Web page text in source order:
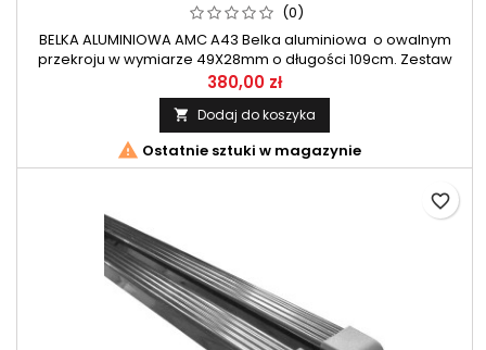
(0)
BELKA ALUMINIOWA AMC A43 Belka aluminiowa o owalnym
przekroju w wymiarze 49X28mm o długości 109cm. Zestaw
belek przeznaczony do systemu AMC firmy Mont Blanc.
380,00 zł
 Dodaj do koszyka
 Ostatnie sztuki w magazynie
favorite_border